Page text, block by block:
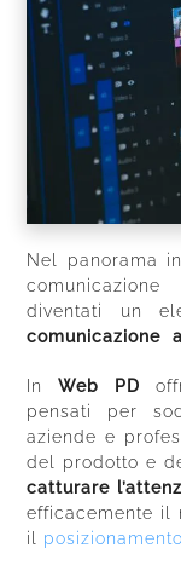
Nel panorama
diventati un
comunicazione
InWeb PD
pensati per
aziende e
del prodotto e
catturare
efficacemente il
il